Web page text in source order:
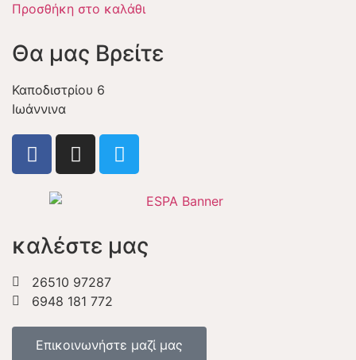
Προσθήκη στο καλάθι
Θα μας Βρείτε
Καποδιστρίου 6
Ιωάννινα
καλέστε μας
26510 97287
6948 181 772
Επικοινωνήστε μαζί μας